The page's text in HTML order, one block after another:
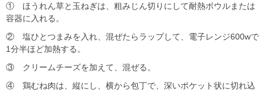
① ほうれん草と玉ねぎは、粗みじん切りにして耐熱ボウルまたは
容器に入れる。
② 塩ひとつまみを入れ、混ぜたらラップして、電子レンジ600wで
1分半ほど加熱する。
③ クリームチーズを加えて、混ぜる。
④ 鶏むね肉は、縦にし、横から包丁で、深いポケット状に切れ込